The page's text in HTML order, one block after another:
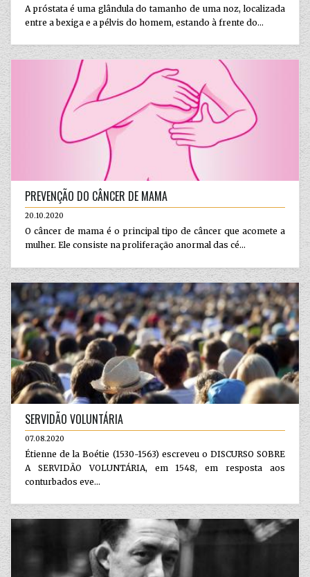
A próstata é uma glândula do tamanho de uma noz, localizada
entre a bexiga e a pélvis do homem, estando à frente do...
PREVENÇÃO DO CÂNCER DE MAMA
20.10.2020
O câncer de mama é o principal tipo de câncer que acomete a
mulher. Ele consiste na proliferação anormal das cé...
SERVIDÃO VOLUNTÁRIA
07.08.2020
Étienne de la Boétie (1530-1563) escreveu o DISCURSO SOBRE
A SERVIDÃO VOLUNTÁRIA, em 1548, em resposta aos
conturbados eve...